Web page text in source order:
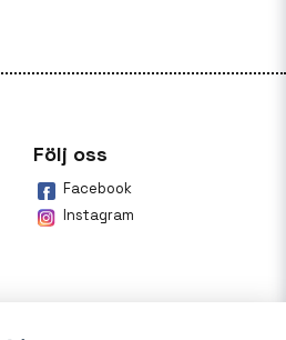
Följ oss
Facebook
Instagram